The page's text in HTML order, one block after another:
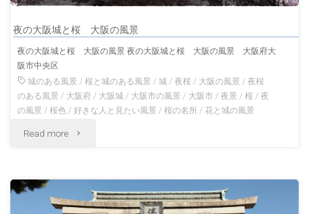
阪
満
夜の大阪城と桜 大阪の風景
夜の大阪城と桜 大阪の風景 夜の大阪城と桜 大阪の風景 大阪府大
阪市中央区
城のある風景 /桜と城のある風景 /城 /夜桜 / 大阪の風景 /夜桜
のある風景 / 大阪府 / 大阪城 / 大阪市の風景 / 大阪市 /夜景 /桜 /夜
の風景 /桜色 /好きな人と見たい風景 /桜の名所 /花と城の風景
Read more "夜